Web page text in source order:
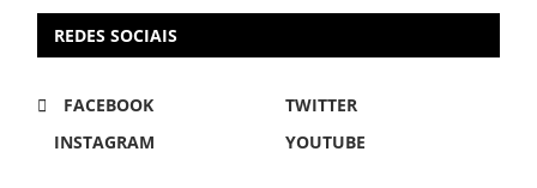
REDES SOCIAIS
FACEBOOK
TWITTER
INSTAGRAM
YOUTUBE